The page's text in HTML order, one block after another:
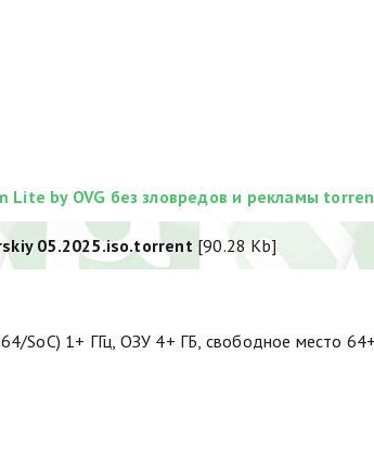
Lite by OVG без зловредов и рекламы
05.2025.iso.torrent[90.28 Kb]
SoC) 1+ ГГц, ОЗУ 4+ ГБ, свободное место